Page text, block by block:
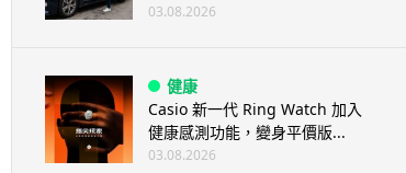
03.08.2026
健康
Casio 新一代 Ring Watch 加入
健康感測功能，變身平價版...
03.08.2026